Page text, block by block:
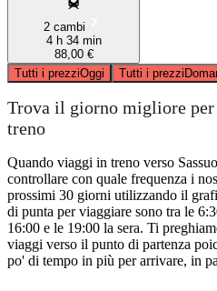
2 cambi
4 h 34 min
88,00 €
Tutti i prezziOggi Tutti i prezzi
Trova il giorno migliore per
treno
Quando viaggi in treno verso
controllare con quale frequenza i
prossimi 30 giorni utilizzando il
di punta per viaggiare sono tra le
16:00 e le 19:00 la sera. Ti
viaggi verso il punto di partenza
po' di tempo in più per arrivare, in